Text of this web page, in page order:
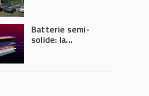
Batterie semi-
solide: la
accelerare la